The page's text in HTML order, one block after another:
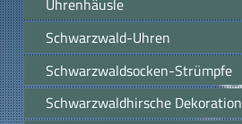
Uhrenhäusle
Schwarzwald-Uhren
Schwarzwaldsocken-Strümpfe
Schwarzwaldhirsche Dekoration